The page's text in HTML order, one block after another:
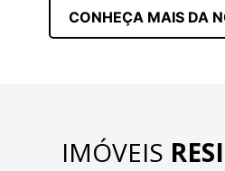
CONHEÇA MAIS DA
IMÓVEIS